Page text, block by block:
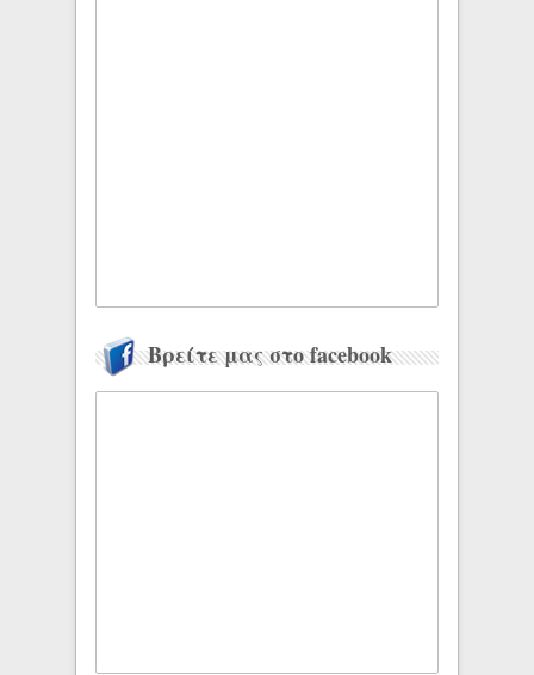
Βρείτε μας στο facebook